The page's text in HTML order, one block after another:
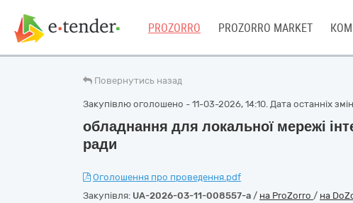
PROZORRO PROZORRO MARKET
Повернутись назад
Закупівлю оголошено - 11-03-2026, 14:10. Дата останніх
обладнання для локальної мережі
ради
Оголошення про проведення.pdf
Закупівля: UA-2026-03-11-008557-a / на ProZorro / на